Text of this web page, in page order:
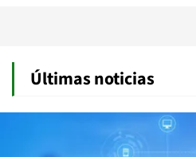
Últimas noticias